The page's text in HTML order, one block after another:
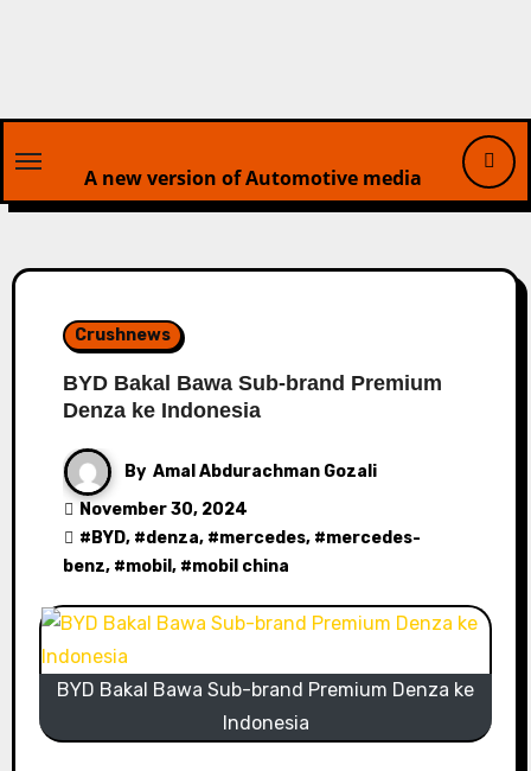
A new version of Automotive media
Crushnews
BYD Bakal Bawa Sub-brand Premium
Denza ke Indonesia
By Amal Abdurachman Gozali
November 30, 2024
# BYD, #denza, #mercedes, #mercedes-
benz, #mobil , #mobil china
BYD Bakal Bawa Sub-brand Premium Denza ke
Indonesia